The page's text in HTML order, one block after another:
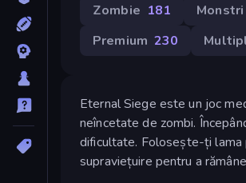
Zombie 181 Monstri
Premium 230
Eternal Siege este un joc
neîncetate de zombi.
dificultate. Folosește-ți lama
supraviețuire pentru a